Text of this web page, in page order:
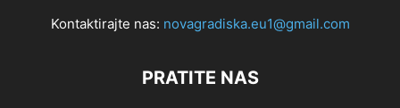
Kontaktirajte nas: novagradiska.eu1@gmail.com
PRATITE NAS